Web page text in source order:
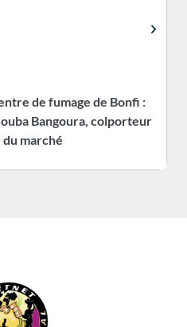
de fumage de Bonfi :
Bangoura, colporteur
marché